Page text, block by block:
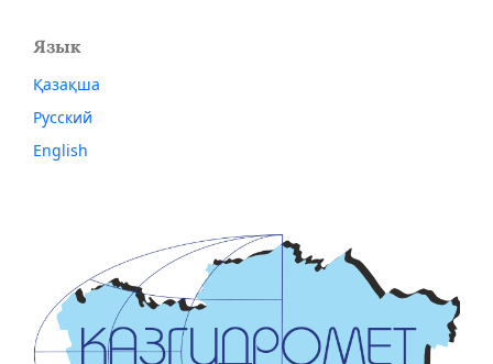
Язык
Қазақша
Русский
English